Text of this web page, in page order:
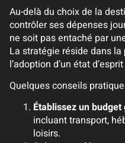
Au-delà du choix de la
contrôler ses dépenses
ne soit pas entaché par
La stratégie réside dans la
l’adoption d’un état
Quelques conseils
Établissez un
incluant transport,
loisirs.